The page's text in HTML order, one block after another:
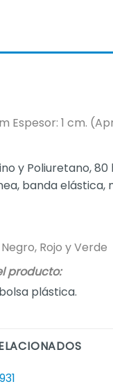
Espesor: 1 cm.
y Poliuretano,
banda elástica,
Rojo y Verde
producto:
plástica.